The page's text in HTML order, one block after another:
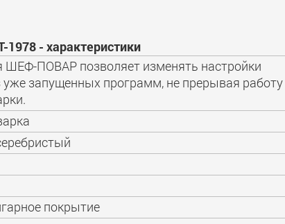
1978 - характеристики
ШЕФ-ПОВАР позволяет изменять настройки
запущенных программ, не прерывая работу
покрытие